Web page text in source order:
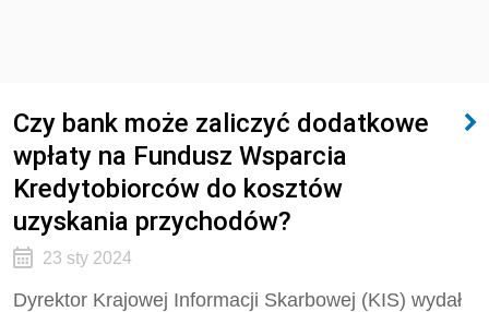
Czy bank może zaliczyć dodatkowe
wpłaty na Fundusz Wsparcia
Kredytobiorców do kosztów
uzyskania przychodów?
23 sty 2024
Dyrektor Krajowej Informacji Skarbowej (KIS) wydał